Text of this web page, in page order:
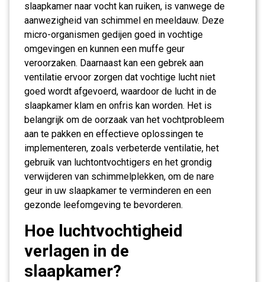
slaapkamer naar vocht kan ruiken, is vanwege de
aanwezigheid van schimmel en meeldauw. Deze
micro-organismen gedijen goed in vochtige
omgevingen en kunnen een muffe geur
veroorzaken. Daarnaast kan een gebrek aan
ventilatie ervoor zorgen dat vochtige lucht niet
goed wordt afgevoerd, waardoor de lucht in de
slaapkamer klam en onfris kan worden. Het is
belangrijk om de oorzaak van het vochtprobleem
aan te pakken en effectieve oplossingen te
implementeren, zoals verbeterde ventilatie, het
gebruik van luchtontvochtigers en het grondig
verwijderen van schimmelplekken, om de nare
geur in uw slaapkamer te verminderen en een
gezonde leefomgeving te bevorderen.
Hoe luchtvochtigheid
verlagen in de
slaapkamer?